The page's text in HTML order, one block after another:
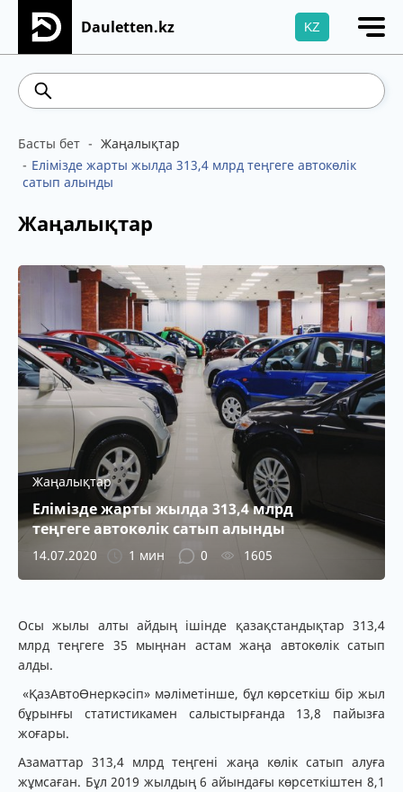
Dauletten.kz KZ
Сіздің өтінішіңіз сәтті жіберілді, Рақмет!
Басты бет
Жаңалықтар
Елімізде жарты жылда 313,4 млрд теңгеге автокөлік
сатып алынды
Жаңалықтар
Жаңалықтар
Елімізде жарты жылда 313,4 млрд
теңгеге автокөлік сатып алынды
14.07.2020 1 мин 0 1605
Осы жылы алты айдың ішінде қазақстандықтар 313,4
млрд теңгеге 35 мыңнан астам жаңа автокөлік сатып
алды.
«ҚазАвтоӨнеркәсіп» мәліметінше, бұл көрсеткіш бір жыл
бұрынғы статистикамен салыстырғанда 13,8 пайызға
жоғары.
Азаматтар 313,4 млрд теңгені жаңа көлік сатып алуға
жұмсаған. Бұл 2019 жылдың 6 айындағы көрсеткіштен 8,1